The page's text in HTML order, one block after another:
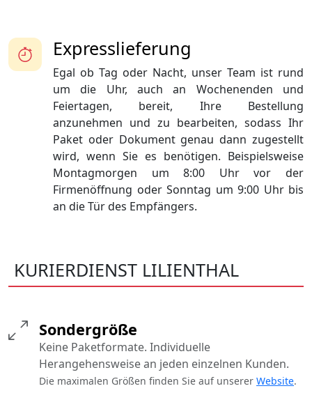
Expresslieferung
Egal ob Tag oder Nacht, unser Team ist rund
um die Uhr, auch an Wochenenden und
Feiertagen, bereit, Ihre Bestellung
anzunehmen und zu bearbeiten, sodass Ihr
Paket oder Dokument genau dann zugestellt
wird, wenn Sie es benötigen. Beispielsweise
Montagmorgen um 8:00 Uhr vor der
Firmenöffnung oder Sonntag um 9:00 Uhr bis
an die Tür des Empfängers.
KURIERDIENST LILIENTHAL
Sondergröße
Keine Paketformate. Individuelle
Herangehensweise an jeden einzelnen Kunden.
Die maximalen Größen finden Sie auf unserer Website.